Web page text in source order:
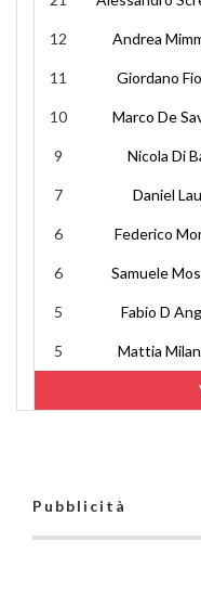
12 Andrea
11 Giordano
10 Marco De
9 Nicola Di
7 Daniel
6 Federico
6 Samuele
5 Fabio D
5 Mattia
Pubblicità